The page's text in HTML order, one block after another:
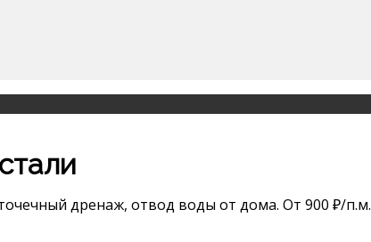
дренаж, отвод воды от дома. От 900 ₽/п.м.